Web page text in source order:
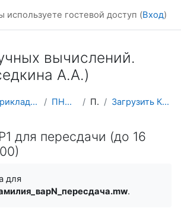
содержанию
используете гостевой доступ (Вход)
вычислений.
А.А.)
Прикладная математика и информатика ПНВ-Maple (осень 2025) Пересдача Загрузить КР1 для пересдачи (до 16 февраля 00:00)
для пересдачи (до 16
для
N_пересдача.mw.